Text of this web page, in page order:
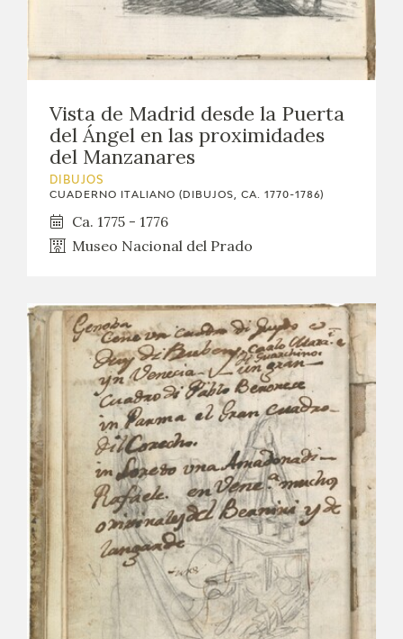
PROGRAMACIÓN
EXPOSICIONES
ACTUALIDAD
BLOG CUADERNO ITALIANO
BIOGRAFÍA
CRONOLOGÍA
EL VIAJE DE GOYA
CATÁLOGO
GOYA EN EL MUNDO
GOYA EN ARAGÓN
PREMIO ARAGÓN GOYA
Vista de Madrid desde la Puerta
del Ángel en las proximidades
del Manzanares
DIBUJOS
CUADERNO ITALIANO (DIBUJOS, CA. 1770-1786)
Ca. 1775 - 1776
Museo Nacional del Prado